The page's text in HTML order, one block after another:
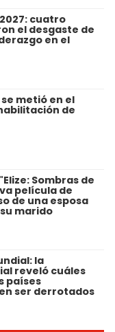
cuatro
el desgaste de
en el
metió en el
de
Sombras de
película de
de una esposa
marido
la
reveló cuáles
países
ser derrotados